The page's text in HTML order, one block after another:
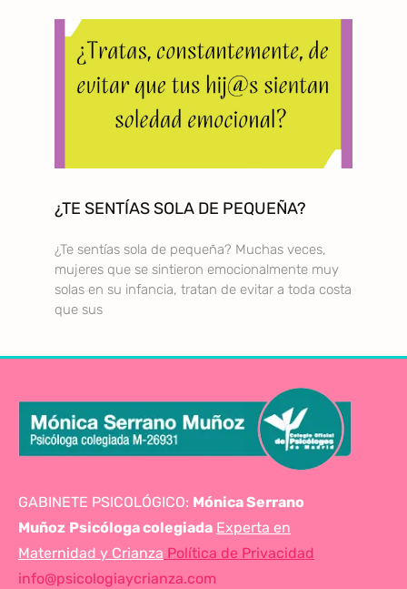
¿TE SENTÍAS SOLA DE PEQUEÑA?
¿Te sentías sola de pequeña? Muchas veces,
mujeres que se sintieron emocionalmente muy
solas en su infancia, tratan de evitar a toda costa
que sus
GABINETE PSICOLÓGICO: Mónica Serrano
Muñoz Psicóloga colegiada Experta en
Maternidad y Crianza Política de Privacidad
info@psicologiaycrianza.com